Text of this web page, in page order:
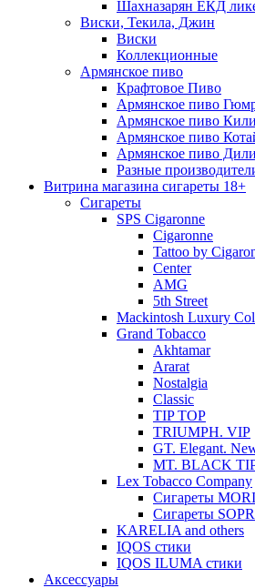
Шахназарян ЕКД
Виски, Текила, Джин
Виски
Коллекционные
Армянское пиво
Крафтовое Пиво
Армянское пиво
Армянское пиво
Армянское пиво
Армянское пиво
Разные
Витрина магазина сигареты 18+
Cигареты
SPS Cigaronne
Сigaronne
Tattoo by
Center
AMG
5th Street
Mackintosh Luxury
Grand Tobacco
Akhtamar
Ararat
Nostalgia
Classic
TIP TOP
TRIUMPH. VIP
GT. Elegant.
MT. BLACK
Lex Tobacco Company
Сигареты
Сигареты
KARELIA and others
IQOS стики
IQOS ILUMA стики
Аксессуары